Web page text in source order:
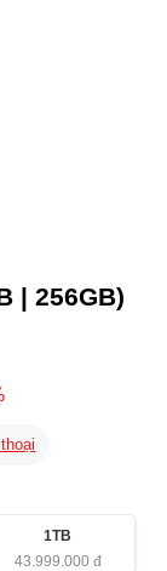
| 256GB)
1TB
43.999.000đ